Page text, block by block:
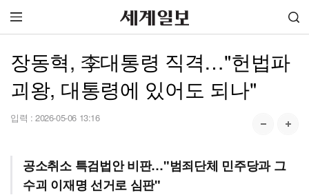
장동혁, 李대통령 직격…"헌법파
괴왕, 대통령에 있어도 되나"
입력 : 2026-05-06 13:16
공소취소 특검법안 비판…"범죄단체 민주당과 그
수괴 이재명 선거로 심판"